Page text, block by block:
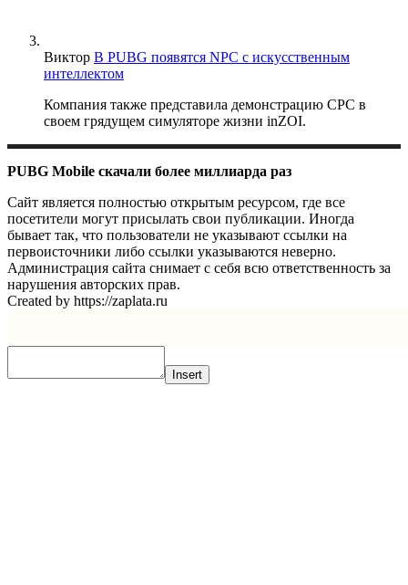
Виктор В PUBG появятся NPC с искусственным
интеллектом
Компания также представила демонстрацию CPC в
своем грядущем симуляторе жизни inZOI.
PUBG Mobile скачали более миллиарда раз
Сайт является полностью открытым ресурсом, где все
посетители могут присылать свои публикации. Иногда
бывает так, что пользователи не указывают ссылки на
первоисточники либо ссылки указываются неверно.
Администрация сайта снимает с себя всю ответственность за
нарушения авторских прав.
Created by https://zaplata.ru
Insert